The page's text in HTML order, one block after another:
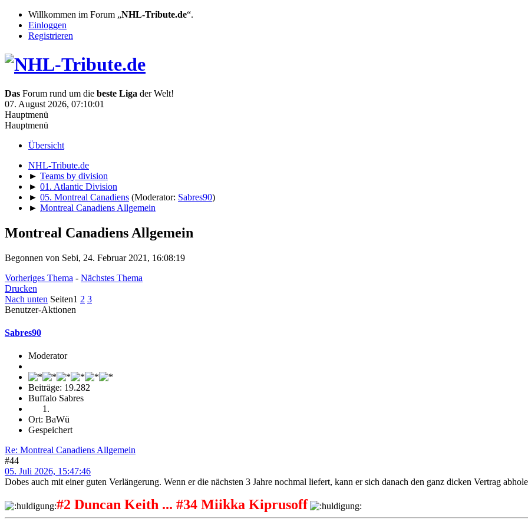
Willkommen im Forum „NHL-Tribute.de“.
Einloggen
Registrieren
Das Forum rund um die beste Liga der Welt!
07. August 2026, 07:10:01
Hauptmenü
Hauptmenü
Übersicht
NHL-Tribute.de
► Teams by division
► 01. Atlantic Division
► 05. Montreal Canadiens (Moderator: Sabres90)
► Montreal Canadiens Allgemein
Montreal Canadiens Allgemein
Begonnen von Sebi, 24. Februar 2021, 16:08:19
Vorheriges Thema - Nächstes Thema
Drucken
Nach unten Seiten1 2 3
Benutzer-Aktionen
Sabres90
Moderator
Beiträge: 19.282
Buffalo Sabres
Ort: BaWü
Gespeichert
Re: Montreal Canadiens Allgemein
#44
05. Juli 2026, 15:47:46
Dobes auch mit einer guten Verlängerung. Wenn er die nächsten 3 Jahre nochmal liefert, kann er sich danach den ganz dicken Vertrag
#2 Duncan Keith ... #34 Miikka Kiprusoff